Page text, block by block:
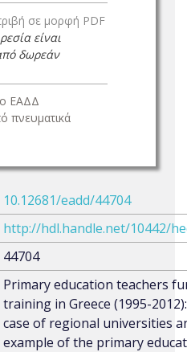
σε μορφή PDF
είναι
δωρεάν
ΕΑΔΔ
πνευματικά
10.12681/eadd/44704
http://hdl.handle.net/10442/
44704
Primary education teachers
training in Greece (1995-
case of regional universities
example of the primary